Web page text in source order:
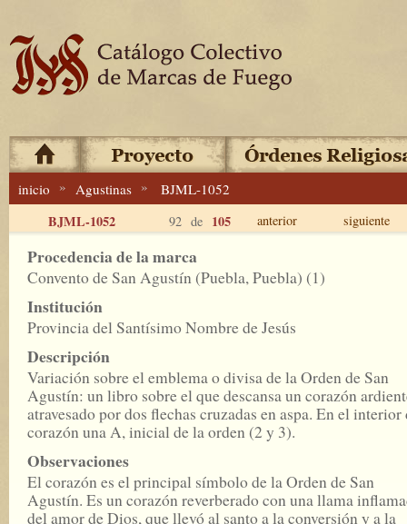
inicio » Agustinas » BJML-1052
BJML-1052 92 de 105 anterior siguiente
Procedencia de la marca
Convento de San Agustín (Puebla, Puebla) (1)
Institución
Provincia del Santísimo Nombre de Jesús
Descripción
Variación sobre el emblema o divisa de la Orden de San
Agustín: un libro sobre el que descansa un corazón
atravesado por dos flechas cruzadas en aspa. En el interior
corazón una A, inicial de la orden (2 y 3).
Observaciones
El corazón es el principal símbolo de la Orden de San
Agustín. Es un corazón reverberado con una llama
del amor de Dios, que llevó al santo a la conversión y a la